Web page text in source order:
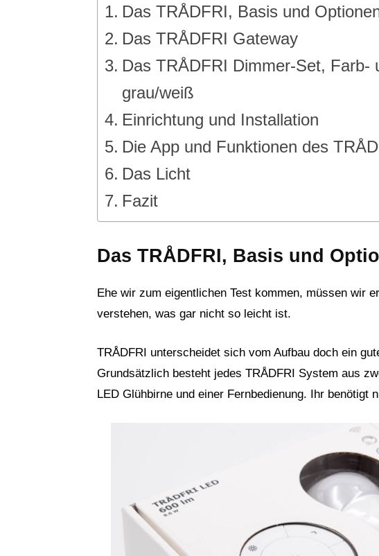
Das TRÅDFRI, Basis und
Das TRÅDFRI Gateway
Das TRÅDFRI Dimmer-Set, Farb-
grau/weiß
Einrichtung und Installation
Die App und Funktionen des
Das Licht
Fazit
Das TRÅDFRI, Basis und
Ehe wir zum eigentlichen Test kommen, müssen wir
verstehen, was gar nicht so leicht ist.
TRÅDFRI unterscheidet sich vom Aufbau doch ein
Grundsätzlich besteht jedes TRÅDFRI System aus
LED Glühbirne und einer Fernbedienung. Ihr benötigt